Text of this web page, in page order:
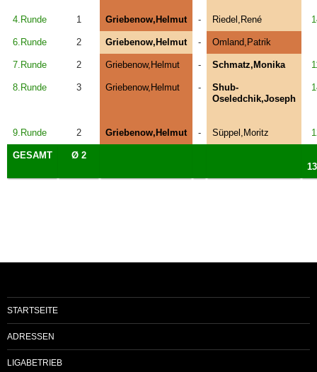
4.Runde 1 Griebenow,Helmut - Riedel,René
6.Runde 2 Griebenow,Helmut - Omland,Patrik
7.Runde 2 Griebenow,Helmut - Schmatz,Monika
8.Runde 3 Griebenow,Helmut -
Shub-
Oseledchik,Joseph
9.Runde 2 Griebenow,Helmut - Süppel,Moritz
GESAMT
Ø 2
STARTSEITE
ADRESSEN
LIGABETRIEB